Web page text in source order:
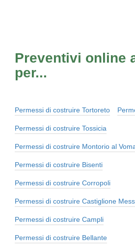
Preventivi online
per...
Permessi di costruire Tortoreto
Permessi di costruire Tossicia
Permessi di costruire Montorio al
Permessi di costruire Bisenti
Permessi di costruire Corropoli
Permessi di costruire Castiglione
Permessi di costruire Campli
Permessi di costruire Bellante